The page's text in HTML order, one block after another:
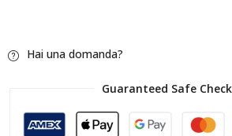
Hai una domanda?
Guaranteed Safe